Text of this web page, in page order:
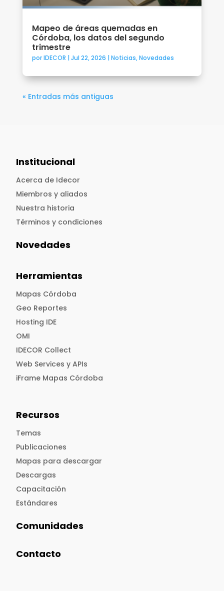
Mapeo de áreas quemadas en
Córdoba, los datos del segundo
trimestre
porIDECOR | Jul 22, 2026 | Noticias,Novedades
« Entradas más antiguas
Institucional
Acerca de Idecor
Miembros y aliados
Nuestra historia
Términos y condiciones
Novedades
Herramientas
Mapas Córdoba
Geo Reportes
Hosting IDE
OMI
IDECOR Collect
Web Services y APIs
iFrame Mapas Córdoba
Recursos
Temas
Publicaciones
Mapas para descargar
Descargas
Capacitación
Estándares
Comunidades
Contacto